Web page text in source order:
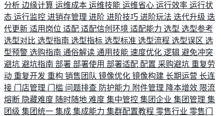
分析 边缘计算 运维成本 运维技能 运维省心 运行效率 运行状
态 运行监控 进销存管理 进阶 进阶技巧 进阶玩法 迭代升级 迭
代更新 适用岗位 适配 适配信创环境 适配能力 选型 选型参考
选型对比 选型指南 选型指标 选型标准 选型流程 选型误区 选
型预警 选购指南 通俗解读 通用技能 速度优化 逻辑 避免冲突
避坑 避坑指南 部署 部署使用 部署适配 配置 采购避坑 重复劳
动 重复开发 重构 销售团队 镜像优化 镜像构建 长期运营 长连
接 门店管理 门槛 问题排查 防护能力 附件管理 降本增效 限流
熔断 隐藏难度 随时随地 难度 集中管控 集团企业 集团管理 集
团级 集团统一 集成 集成能力 集群配置教程 零售行业 零售门